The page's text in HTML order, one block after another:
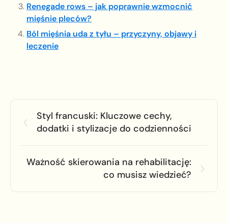
Renegade rows – jak poprawnie wzmocnić
mięśnie pleców?
Ból mięśnia uda z tyłu – przyczyny, objawy i
leczenie
Styl francuski: Kluczowe cechy,
dodatki i stylizacje do codzienności
Ważność skierowania na rehabilitację:
co musisz wiedzieć?